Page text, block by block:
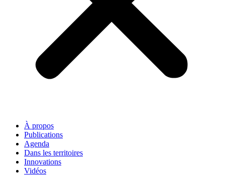
À propos
Publications
Agenda
Dans les territoires
Innovations
Vidéos